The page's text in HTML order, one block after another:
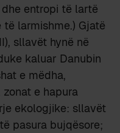
entropi të lartë
larmishme.) Gjatë
sllavët hynë në
kaluar Danubin
e mëdha,
e hapura
ekologjike: sllavët
pasura bujqësore;